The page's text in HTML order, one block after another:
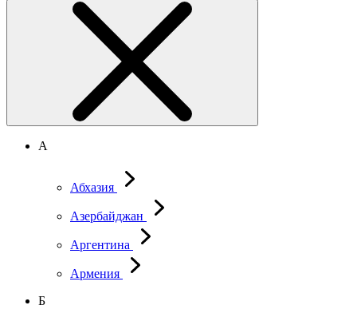
А
Абхазия
Азербайджан
Аргентина
Армения
Б